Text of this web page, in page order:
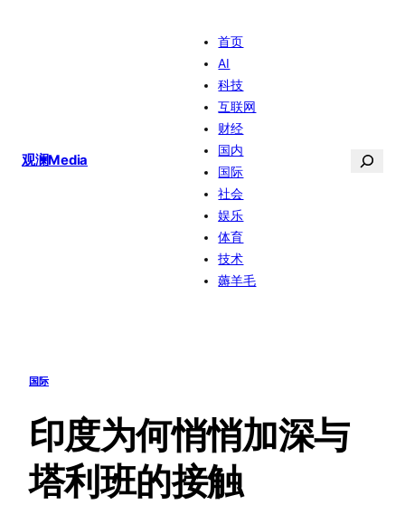
观澜Media
首页
AI
科技
互联网
财经
国内
国际
社会
娱乐
体育
技术
薅羊毛
搜
国际
印度为何悄悄加深与
塔利班的接触